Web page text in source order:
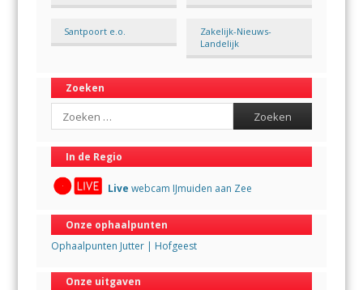
Santpoort e.o.
Zakelijk-Nieuws-
Landelijk
Zoeken
Search
In de Regio
Live webcam IJmuiden aan Zee
Onze ophaalpunten
Ophaalpunten Jutter | Hofgeest
Onze uitgaven